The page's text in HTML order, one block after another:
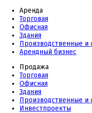
Аренда
Торговая
Офисная
Здания
Производственные и
Арендный бизнес
Продажа
Торговая
Офисная
Здания
Производственные и
Инвестпроекты